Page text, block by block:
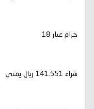
جرام عيار 18
شراء 141.551 ريال يمني